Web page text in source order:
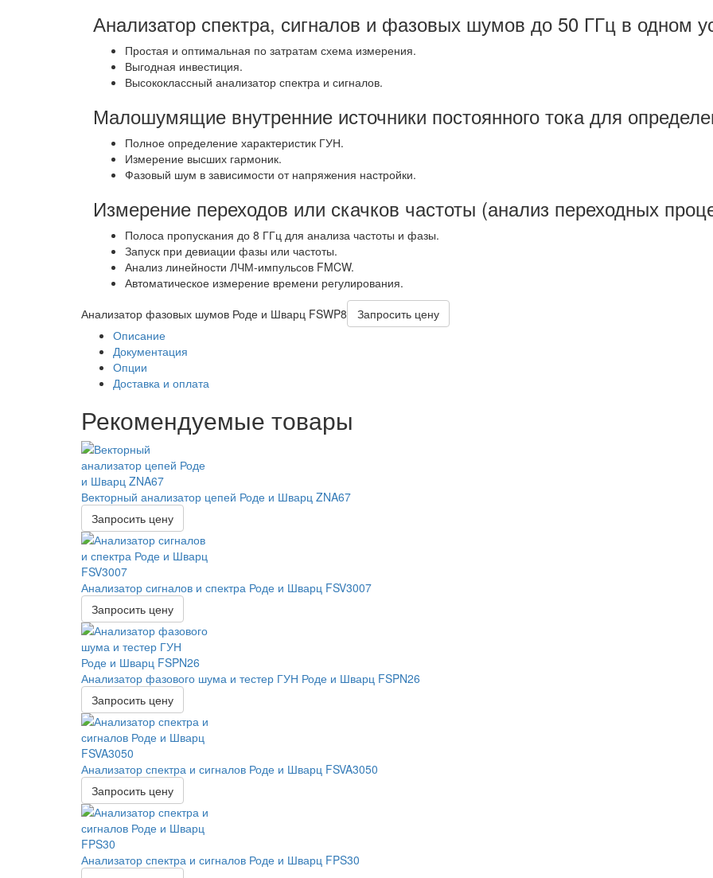
Анализатор спектра, сигналов и фазовых шумов до 50 ГГц в одном
Простая и оптимальная по затратам схема измерения.
Выгодная инвестиция.
Высококлассный анализатор спектра и сигналов.
Малошумящие внутренние источники постоянного тока для
Полное определение характеристик ГУН.
Измерение высших гармоник.
Фазовый шум в зависимости от напряжения настройки.
Измерение переходов или скачков частоты (анализ переходных
Полоса пропускания до 8 ГГц для анализа частоты и фазы.
Запуск при девиации фазы или частоты.
Анализ линейности ЛЧМ-импульсов FMCW.
Автоматическое измерение времени регулирования.
Анализатор фазовых шумов Роде и Шварц FSWP8
Запросить цену
Описание
Документация
Опции
Доставка и оплата
Рекомендуемые товары
Векторный анализатор цепей Роде и Шварц ZNA67
Запросить цену
Анализатор сигналов и спектра Роде и Шварц FSV3007
Запросить цену
Анализатор фазового шума и тестер ГУН Роде и Шварц FSPN26
Запросить цену
Анализатор спектра и сигналов Роде и Шварц FSVA3050
Запросить цену
Анализатор спектра и сигналов Роде и Шварц FPS30